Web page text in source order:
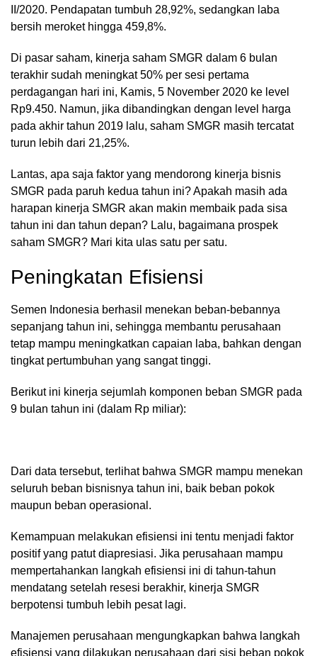
II/2020. Pendapatan tumbuh 28,92%, sedangkan laba
bersih meroket hingga 459,8%.
Di pasar saham, kinerja saham SMGR dalam 6 bulan
terakhir sudah meningkat 50% per sesi pertama
perdagangan hari ini, Kamis, 5 November 2020 ke level
Rp9.450. Namun, jika dibandingkan dengan level harga
pada akhir tahun 2019 lalu, saham SMGR masih tercatat
turun lebih dari 21,25%.
Lantas, apa saja faktor yang mendorong kinerja bisnis
SMGR pada paruh kedua tahun ini? Apakah masih ada
harapan kinerja SMGR akan makin membaik pada sisa
tahun ini dan tahun depan? Lalu, bagaimana prospek
saham SMGR? Mari kita ulas satu per satu.
Peningkatan Efisiensi
Semen Indonesia berhasil menekan beban-bebannya
sepanjang tahun ini, sehingga membantu perusahaan
tetap mampu meningkatkan capaian laba, bahkan dengan
tingkat pertumbuhan yang sangat tinggi.
Berikut ini kinerja sejumlah komponen beban SMGR pada
9 bulan tahun ini (dalam Rp miliar):
Dari data tersebut, terlihat bahwa SMGR mampu menekan
seluruh beban bisnisnya tahun ini, baik beban pokok
maupun beban operasional.
Kemampuan melakukan efisiensi ini tentu menjadi faktor
positif yang patut diapresiasi. Jika perusahaan mampu
mempertahankan langkah efisiensi ini di tahun-tahun
mendatang setelah resesi berakhir, kinerja SMGR
berpotensi tumbuh lebih pesat lagi.
Manajemen perusahaan mengungkapkan bahwa langkah
efisiensi yang dilakukan perusahaan dari sisi beban pokok